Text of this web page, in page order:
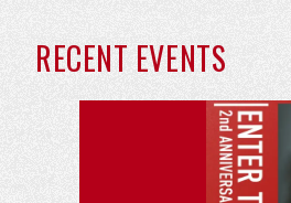
RECENT EVENTS
日
開
催